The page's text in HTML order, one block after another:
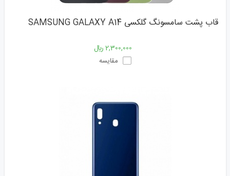
قاب پشت سامسونگ گلکسی SAMSUNG GALAXY A14
2,300,000 ﷼
مقایسه